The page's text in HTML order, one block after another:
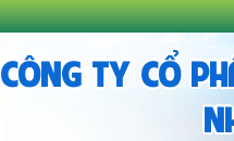
CÔNG TY CỔ